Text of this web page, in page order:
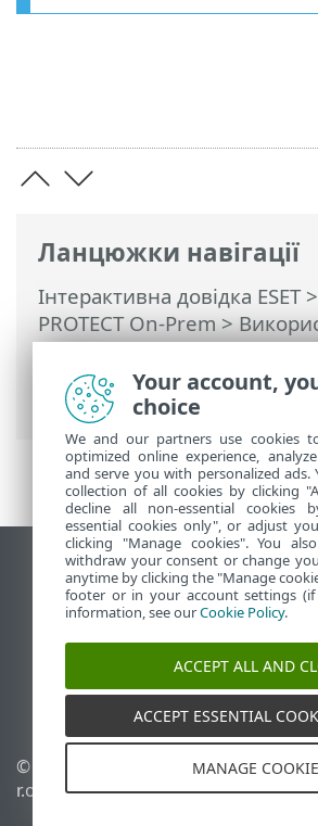
Ланцюжки навігації
Інтерактивна довідка ESET>
PROTECT On-Prem>
PROTECT On-Prem>ESET
Prem для постачальників
послуг> Імпорт облікового
Переглянути повну версію
End of Life
База знань ESET
Форум ESET
ESET Status Portal
Регіональна підтримка
© 1992 - 2026 ESET, spol. s
r.o. - Усі права захищено.
Your account,
choice
We and our partners use cookies
optimized online experience,
and serve you with personalized ads.
collection of all cookies by clicking
decline all non-essential cookies
essential cookies only", or adjust
clicking "Manage cookies". You
withdraw your consent or change
anytime by clicking the "Manage
footer or in your account settings (if
information, see ourCookie Policy.
ACCEPT ALL AND
ACCEPT ESSENTIAL
MANAGE